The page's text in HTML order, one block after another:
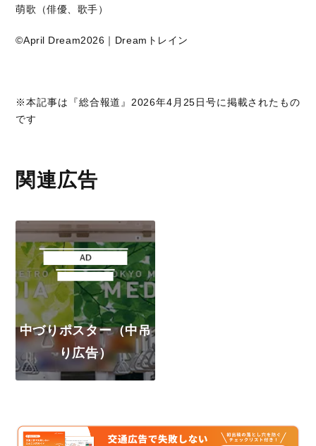
萌歌（俳優、歌手）
©April Dream2026｜Dreamトレイン
※本記事は『総合報道』2026年4月25日号に掲載されたもの
です
関連広告
中づりポスター（中吊
り広告）